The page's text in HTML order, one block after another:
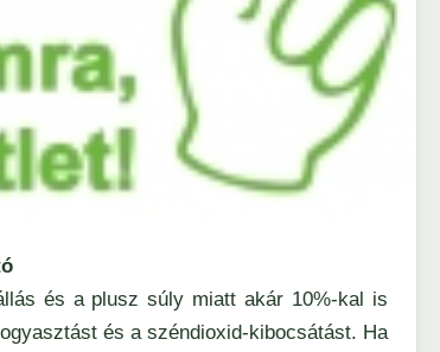
és a plusz súly miatt akár 10%-kal is
és a széndioxid-kibocsátást. Ha